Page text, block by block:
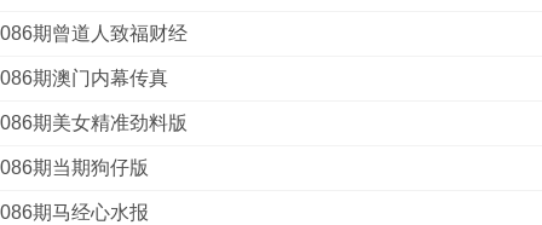
086期曾道人致福财经
086期澳门内幕传真
086期美女精准劲料版
086期当期狗仔版
086期马经心水报